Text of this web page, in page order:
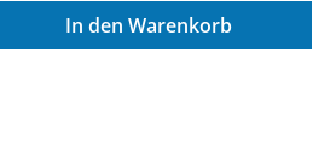
Gib den gewünschten
In den Warenkorb